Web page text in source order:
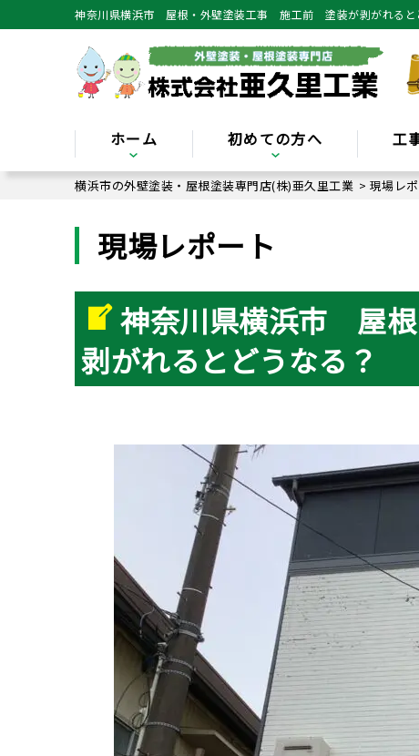
神奈川県横浜市 屋根・外壁塗装工事 施工前 塗装が剥がれると
ホーム 初めての方へ 工
横浜市の外壁塗装・屋根塗装専門店(株)亜久里工業 > 現場レ
現場レポート
神奈川県横浜市 屋
剥がれるとどうなる？